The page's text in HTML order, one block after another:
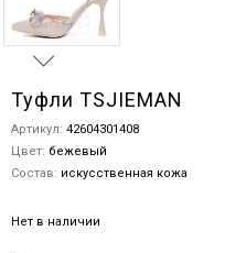
Туфли TSJIEMAN
Артикул: 42604301408
Цвет: бежевый
Состав: искусственная кожа
Нет в наличии